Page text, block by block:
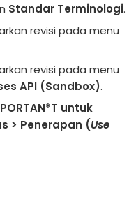
Standar Terminologi.
revisi pada menu
revisi pada menu
API (Sandbox).
untuk
> Penerapan (Use